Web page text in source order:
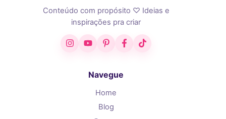
Conteúdo com propósito ♡ Ideias e
inspirações pra criar
InstagramYouTubePinterestFacebook
TikTok
Navegue
Home
Blog